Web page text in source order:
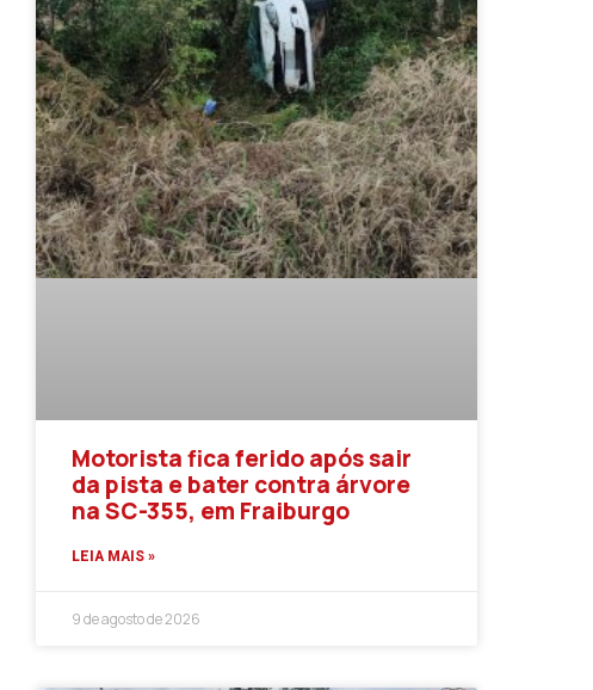
Motorista fica ferido após sair
da pista e bater contra árvore
na SC-355, em Fraiburgo
LEIA MAIS »
9 de agosto de 2026